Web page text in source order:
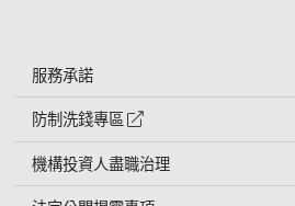
服務承諾
防制洗錢專區
外網連結符號
機構投資人盡職治理